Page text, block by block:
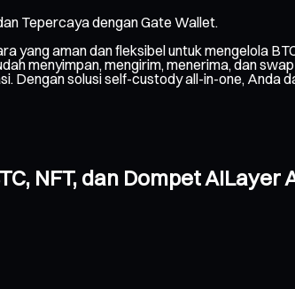
Tepercaya dengan Gate Wallet.
yang aman dan fleksibel untuk mengelola
menyimpan, mengirim, menerima, dan
Dengan solusi self-custody all-in-one, Anda
NFT, dan Dompet